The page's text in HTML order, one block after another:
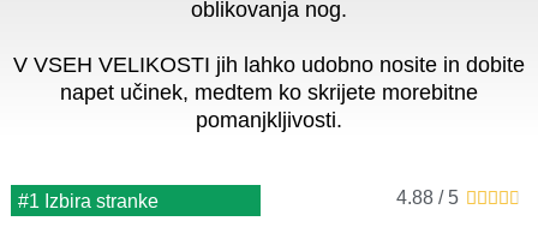
oblikovanja nog.
V VSEH VELIKOSTI jih lahko udobno nosite in dobite
napet učinek, medtem ko skrijete morebitne
pomanjkljivosti.
#1 Izbira stranke 4.88 / 5     